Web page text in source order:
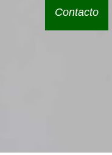
Contacto